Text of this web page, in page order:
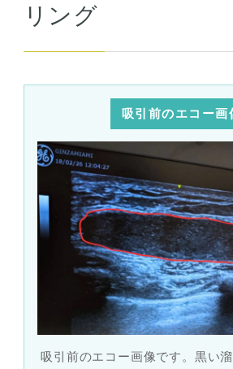
リング
吸引前のエコー画
吸引前のエコー画像です。黒い